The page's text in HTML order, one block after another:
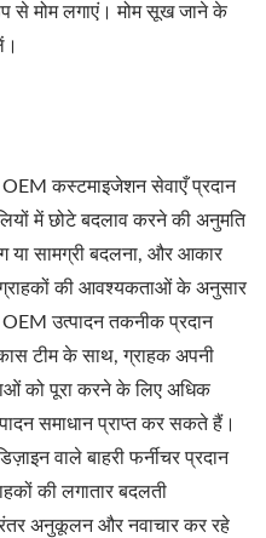
से मोम लगाएं। मोम सूख जाने के
कस्टमाइजेशन सेवाएँ प्रदान
में छोटे बदलाव करने की अनुमति
या सामग्री बदलना, और आकार
की आवश्यकताओं के अनुसार
OEM उत्पादन तकनीक प्रदान
टीम के साथ, ग्राहक अपनी
को पूरा करने के लिए अधिक
समाधान प्राप्त कर सकते हैं।
वाले बाहरी फर्नीचर प्रदान
की लगातार बदलती
अनुकूलन और नवाचार कर रहे